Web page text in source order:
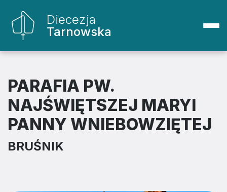
Diecezja
Tarnowska
PARAFIA PW.
NAJŚWIĘTSZEJ MARYI
PANNY WNIEBOWZIĘTEJ
BRUŚNIK